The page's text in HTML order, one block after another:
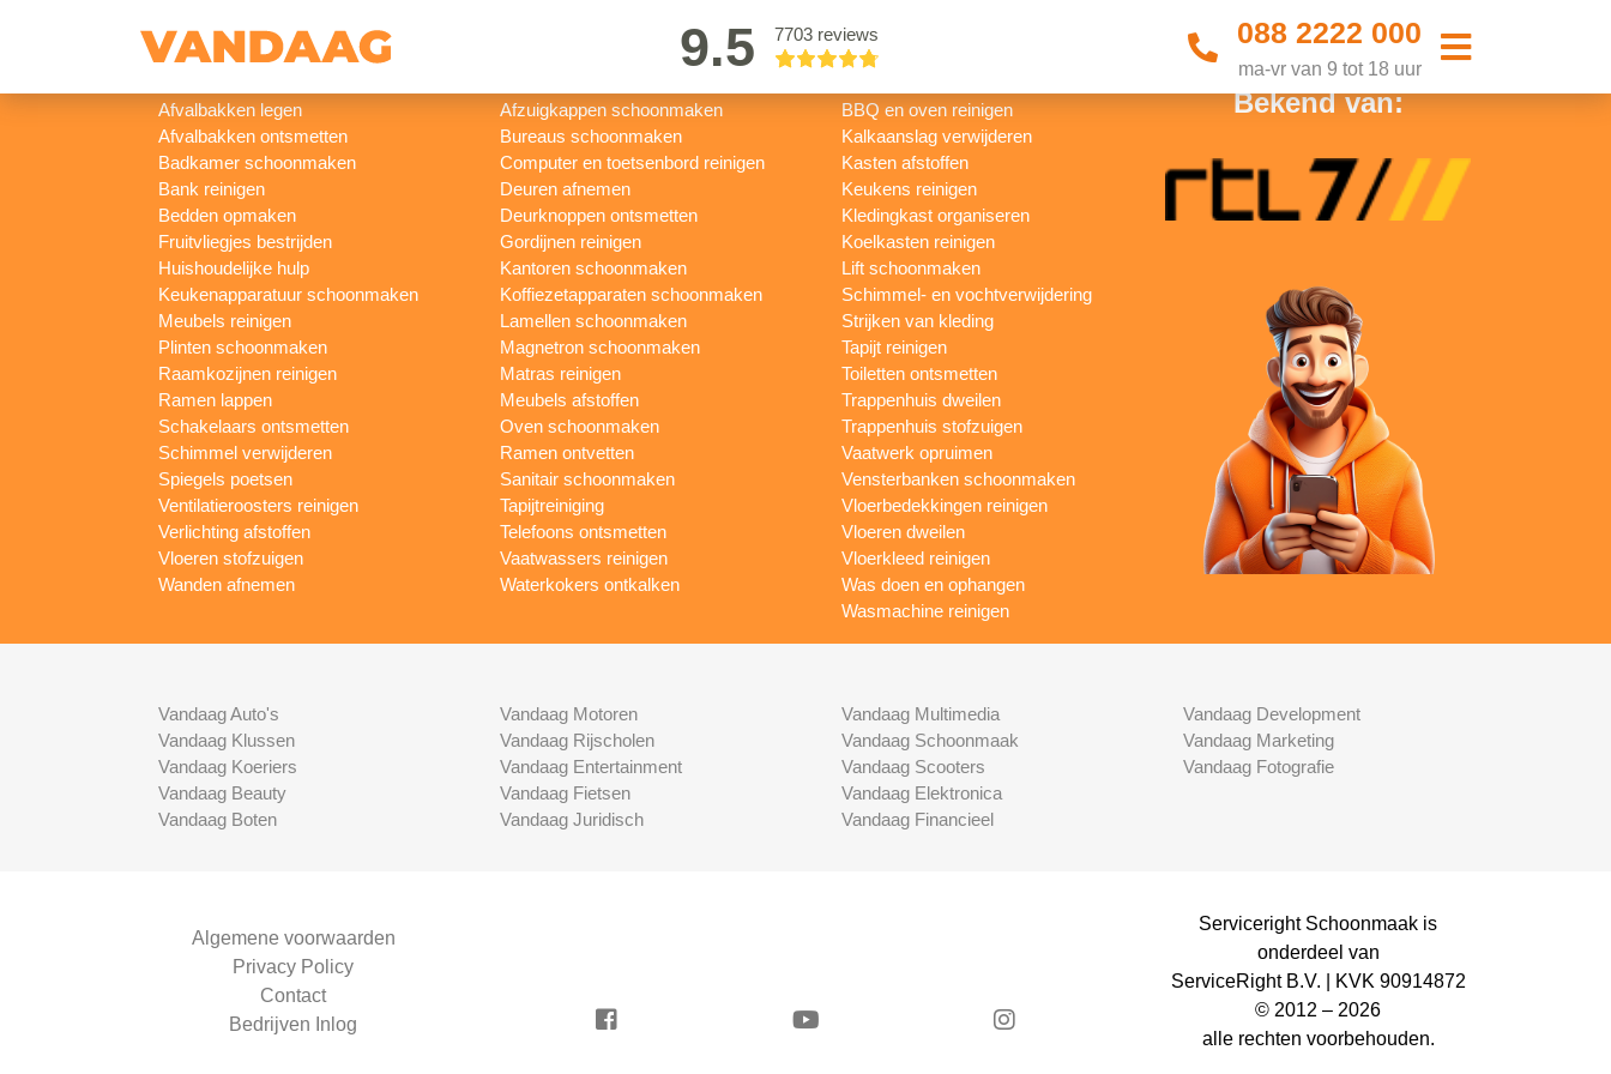
9.5 7703 reviews 088 2222 000
ma-vr van 9 tot 18 uur
Afvalbakken legen
Afvalbakken ontsmetten
Badkamer schoonmaken
Bank reinigen
Bedden opmaken
Fruitvliegjes bestrijden
Huishoudelijke hulp
Keukenapparatuur schoonmaken
Meubels reinigen
Plinten schoonmaken
Raamkozijnen reinigen
Ramen lappen
Schakelaars ontsmetten
Schimmel verwijderen
Spiegels poetsen
Ventilatieroosters reinigen
Verlichting afstoffen
Vloeren stofzuigen
Wanden afnemen
Afzuigkappen schoonmaken
Bureaus schoonmaken
Computer en toetsenbord reinigen
Deuren afnemen
Deurknoppen ontsmetten
Gordijnen reinigen
Kantoren schoonmaken
Koffiezetapparaten schoonmaken
Lamellen schoonmaken
Magnetron schoonmaken
Matras reinigen
Meubels afstoffen
Oven schoonmaken
Ramen ontvetten
Sanitair schoonmaken
Tapijtreiniging
Telefoons ontsmetten
Vaatwassers reinigen
Waterkokers ontkalken
BBQ en oven reinigen
Kalkaanslag verwijderen
Kasten afstoffen
Keukens reinigen
Kledingkast organiseren
Koelkasten reinigen
Lift schoonmaken
Schimmel- en vochtverwijdering
Strijken van kleding
Tapijt reinigen
Toiletten ontsmetten
Trappenhuis dweilen
Trappenhuis stofzuigen
Vaatwerk opruimen
Vensterbanken schoonmaken
Vloerbedekkingen reinigen
Vloeren dweilen
Vloerkleed reinigen
Was doen en ophangen
Wasmachine reinigen
Bekend van:
Vandaag Auto's
Vandaag Klussen
Vandaag Koeriers
Vandaag Beauty
Vandaag Boten
Vandaag Motoren
Vandaag Rijscholen
Vandaag Entertainment
Vandaag Fietsen
Vandaag Juridisch
Vandaag Multimedia
Vandaag Schoonmaak
Vandaag Scooters
Vandaag Elektronica
Vandaag Financieel
Vandaag Development
Vandaag Marketing
Vandaag Fotografie
Algemene voorwaarden
Privacy Policy
Contact
Bedrijven Inlog
Serviceright Schoonmaak is
onderdeel van
ServiceRight B.V. | KVK 90914872
© 2012 – 2026
alle rechten voorbehouden.